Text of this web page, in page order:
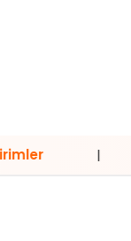
🔥 Avantajlı